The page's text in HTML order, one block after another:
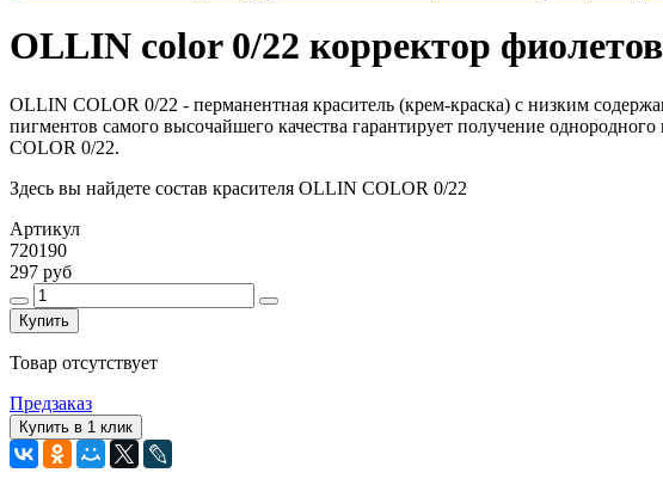
OLLIN color 0/22 корректор
OLLIN COLOR 0/22 - перманентная краситель (крем-краска) с низким
пигментов самого высочайшего качества гарантирует получение
COLOR 0/22.
Здесь вы найдете состав красителя OLLIN COLOR 0/22
Артикул
720190
297 руб
Купить
Товар отсутствует
Предзаказ
Купить в 1 клик